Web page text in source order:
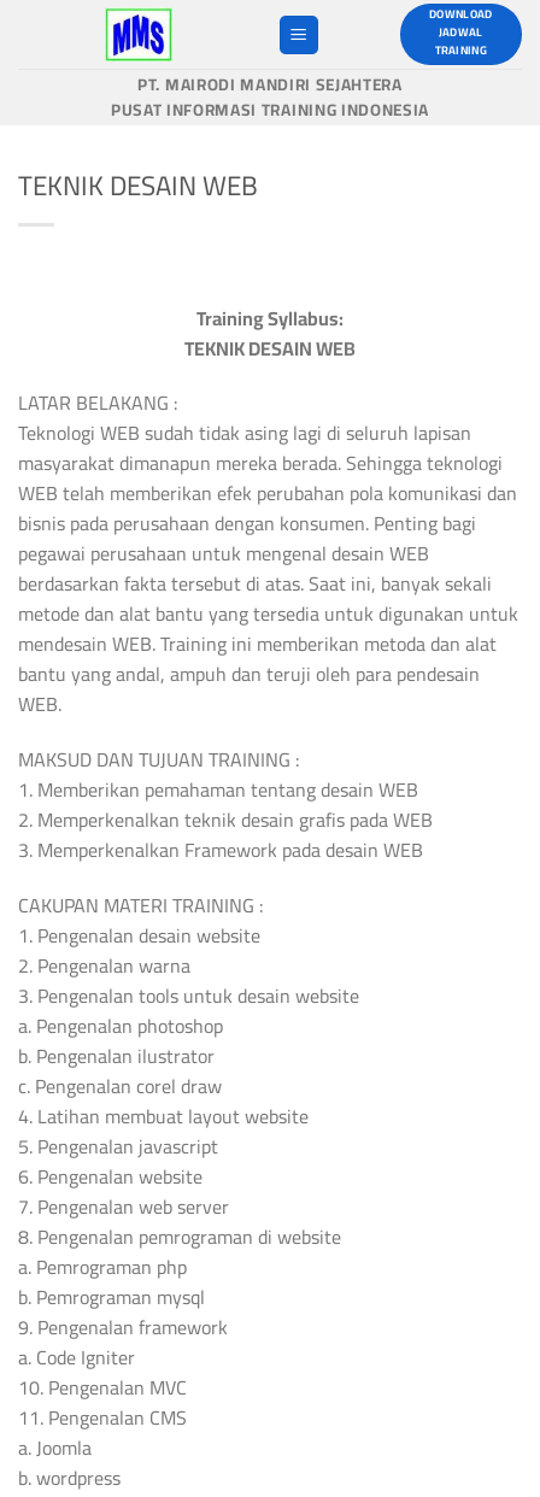
DOWNLOAD
JADWAL
TRAINING
PT. MAIRODI MANDIRI SEJAHTERA
PUSAT INFORMASI TRAINING INDONESIA
TEKNIK DESAIN WEB
Training Syllabus:
TEKNIK DESAIN WEB
LATAR BELAKANG :
Teknologi WEB sudah tidak asing lagi di seluruh lapisan
masyarakat dimanapun mereka berada. Sehingga teknologi
WEB telah memberikan efek perubahan pola komunikasi dan
bisnis pada perusahaan dengan konsumen. Penting bagi
pegawai perusahaan untuk mengenal desain WEB
berdasarkan fakta tersebut di atas. Saat ini, banyak sekali
metode dan alat bantu yang tersedia untuk digunakan untuk
mendesain WEB. Training ini memberikan metoda dan alat
bantu yang andal, ampuh dan teruji oleh para pendesain
WEB.
MAKSUD DAN TUJUAN TRAINING :
1. Memberikan pemahaman tentang desain WEB
2. Memperkenalkan teknik desain grafis pada WEB
3. Memperkenalkan Framework pada desain WEB
CAKUPAN MATERI TRAINING :
1. Pengenalan desain website
2. Pengenalan warna
3. Pengenalan tools untuk desain website
a. Pengenalan photoshop
b. Pengenalan ilustrator
c. Pengenalan corel draw
4. Latihan membuat layout website
5. Pengenalan javascript
6. Pengenalan website
7. Pengenalan web server
8. Pengenalan pemrograman di website
a. Pemrograman php
b. Pemrograman mysql
9. Pengenalan framework
a. Code Igniter
10. Pengenalan MVC
11. Pengenalan CMS
a. Joomla
b. wordpress